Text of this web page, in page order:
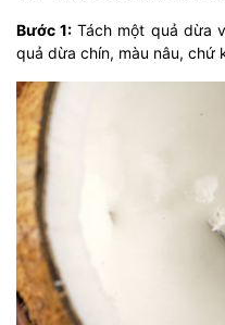
Bước 1: Tách một quả dừa
quả dừa chín, màu nâu, chứ